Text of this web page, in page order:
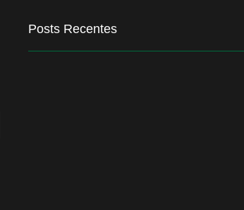
Posts Recentes